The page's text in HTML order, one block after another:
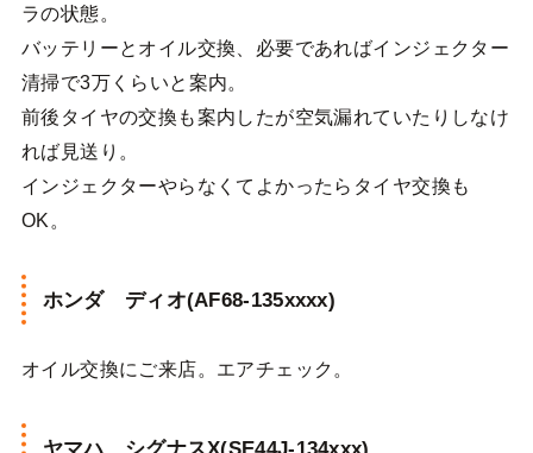
ラの状態。
バッテリーとオイル交換、必要であればインジェクター
清掃で3万くらいと案内。
前後タイヤの交換も案内したが空気漏れていたりしなけ
れば見送り。
インジェクターやらなくてよかったらタイヤ交換も
OK。
ホンダ ディオ(AF68-135xxxx)
オイル交換にご来店。エアチェック。
ヤマハ シグナスX(SE44J-134xxx)